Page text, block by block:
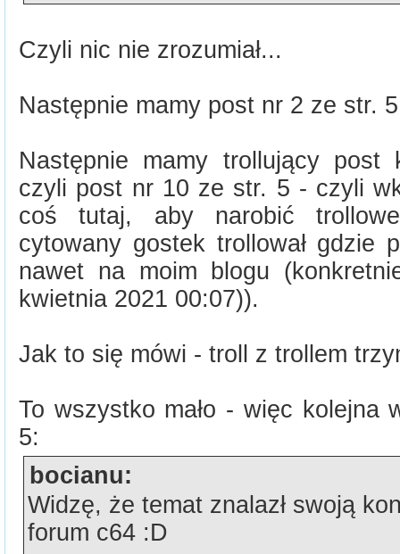
Czyli nic nie zrozumiał...
Następnie mamy post nr 2 ze str.
Następnie mamy trollujący post
czyli post nr 10 ze str. 5 - czyli
coś tutaj, aby narobić
cytowany gostek trollował gdzie
nawet na moim blogu
kwietnia 2021 00:07)).
Jak to się mówi - troll z trollem
To wszystko mało - więc kolejna
5:
bocianu:
Widzę, że temat znalazł swoją
forum c64 :D